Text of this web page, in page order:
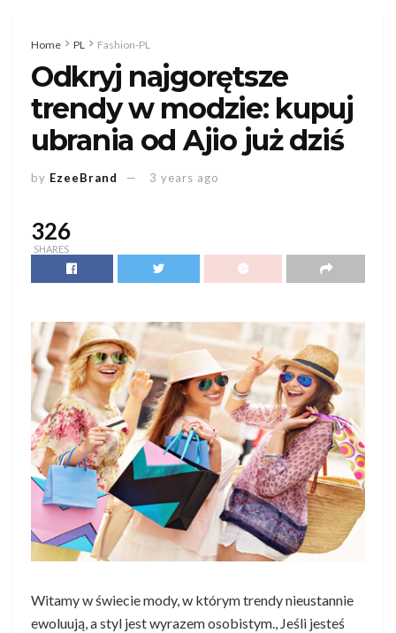
Home PL Fashion-PL
Odkryj najgorętsze
trendy w modzie: kupuj
ubrania od Ajio już dziś
by EzeeBrand 3 years ago
326
SHARES
Witamy w świecie mody, w którym trendy nieustannie
ewoluują, a styl jest wyrazem osobistym., Jeśli jesteś